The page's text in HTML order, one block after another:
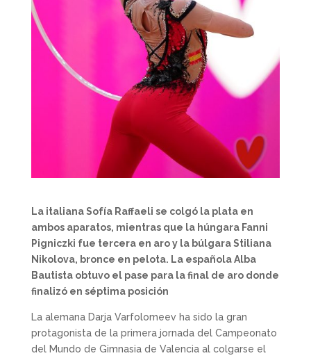
La italiana Sofía Raffaeli se colgó la plata en
ambos aparatos, mientras que la húngara Fanni
Pigniczki fue tercera en aro y la búlgara Stiliana
Nikolova, bronce en pelota. La española Alba
Bautista obtuvo el pase para la final de aro donde
finalizó en séptima posición
La alemana Darja Varfolomeev ha sido la gran
protagonista de la primera jornada del Campeonato
del Mundo de Gimnasia de Valencia al colgarse el